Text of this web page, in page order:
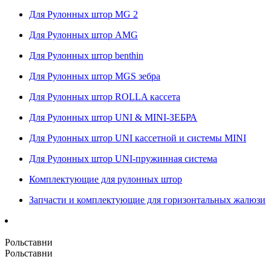
Для Рулонных штор MG 2
Для Рулонных штор AMG
Для Рулонных штор benthin
Для Рулонных штор MGS зебра
Для Рулонных штор ROLLA кассета
Для Рулонных штор UNI & MINI-ЗЕБРА
Для Рулонных штор UNI кассетной и системы MINI
Для Рулонных штор UNI-пружинная система
Комплектующие для рулонных штор
Запчасти и комплектующие для горизонтальных жалюзи
Рольставни
Рольставни